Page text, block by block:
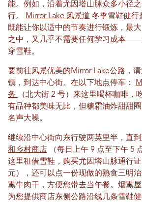
能。例如，沿着尤因塔山脉众多小径
行。
Mirror Lake 风景道 冬季雪鞋健行
既能让你以适中的节奏进行锻炼，最
之中，又几乎不需要任何学习成本
穿雪鞋。
要前往风景优美的Mirror Lake公路，
镇，到达中心街。在以下地点停车：
务
（北大街 2 号）来这里喝杯咖啡，
有品种都美味无比，但糖霜油炸甜甜
名声大噪。
继续沿中心街向东行驶两英里半，直
和乡村商店 （每日上午 9 点至下午 5
这里租借雪鞋，购买尤因塔山脉通行
元），还可以点一份现做的熟食三明
熏牛肉干，方便您带去当午餐。烟熏
为您提供商店东侧公路沿线几条雪鞋健